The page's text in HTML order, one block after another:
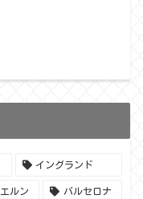
イングランド
ルン バルセロナ